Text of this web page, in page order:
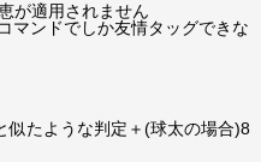
が適用されません
マンドでしか友情タッグできな
たような判定＋(球太の場合)8